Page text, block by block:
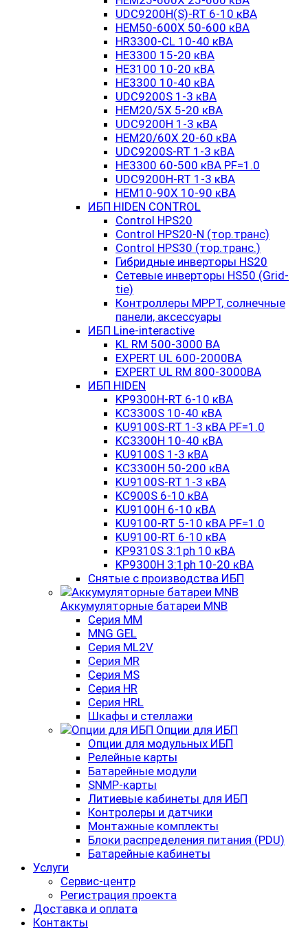
UDC9200H(S)-RT 6-10 кВА
HEM50-600X 50-600 кВА
HR3300-CL 10-40 кВА
HE3300 15-20 кВА
HE3100 10-20 кВА
HE3300 10-40 кВА
UDC9200S 1-3 кВА
HEM20/5X 5-20 кВА
UDC9200H 1-3 кВА
HEM20/60X 20-60 кВА
UDC9200S-RT 1-3 кВА
HE3300 60-500 кВА PF=1.0
UDC9200H-RT 1-3 кВА
HEM10-90X 10-90 кВА
ИБП HIDEN CONTROL
Control HPS20
Control HPS20-N (тор.транс)
Control HPS30 (тор.транс.)
Гибридные инверторы HS20
Сетевые инверторы HS50 (Grid-
tie)
Контроллеры MPPT, солнечные
панели, аксессуары
ИБП Line-interactive
KL RM 500-3000 ВА
EXPERT UL 600-2000ВА
EXPERT UL RM 800-3000ВА
ИБП HIDEN
KP9300H-RT 6-10 кВА
KC3300S 10-40 кВА
KU9100S-RT 1-3 кВА PF=1.0
KC3300H 10-40 кВА
KU9100S 1-3 кВА
KC3300H 50-200 кВА
KU9100S-RT 1-3 кВА
KC900S 6-10 кВА
KU9100H 6-10 кВА
KU9100-RT 5-10 кВА PF=1.0
KU9100-RT 6-10 кВА
KP9310S 3:1ph 10 кВА
KP9300H 3:1ph 10-20 кВА
Снятые с производства ИБП
Аккумуляторные батареи MNB
Серия MM
MNG GEL
Серия ML2V
Серия MR
Серия MS
Серия HR
Серия HRL
Шкафы и стеллажи
Опции для ИБП
Опции для модульных ИБП
Релейные карты
Батарейные модули
SNMP-карты
Литиевые кабинеты для ИБП
Контролеры и датчики
Монтажные комплекты
Блоки распределения питания (PDU)
Батарейные кабинеты
Услуги
Сервис-центр
Регистрация проекта
Доставка и оплата
Контакты